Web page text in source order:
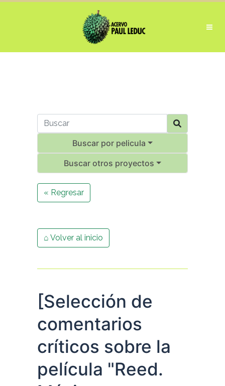
Buscar por pelicula
Buscar otros proyectos
« Regresar
⌂ Volver al inicio
[Selección de
comentarios
críticos sobre la
película "Reed.